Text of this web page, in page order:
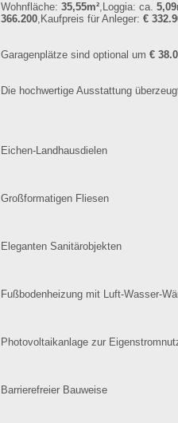
Wohnfläche: 35,55m²,Loggia: ca.
366.200,Kaufpreis für Anleger: €
Garagenplätze sind optional um €
Die hochwertige Ausstattung
Eichen-Landhausdielen
Großformatigen Fliesen
Eleganten Sanitärobjekten
Fußbodenheizung mit Luft-Wasser-
Photovoltaikanlage zur
Barrierefreier Bauweise